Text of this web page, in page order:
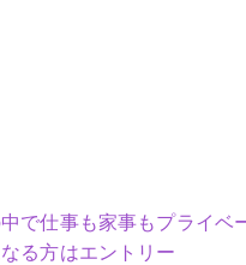
で仕事も家事もプライベ
る方はエントリー